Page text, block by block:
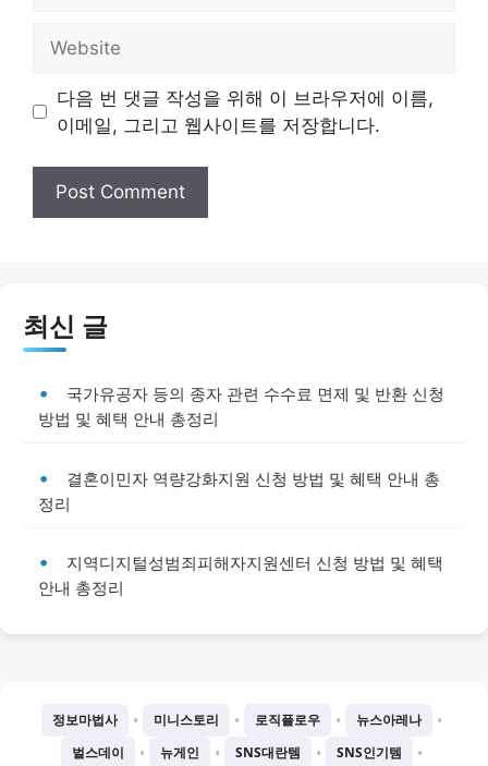
다음 번 댓글 작성을 위해 이 브라우저에 이름,
이메일, 그리고 웹사이트를 저장합니다.
최신 글
국가유공자 등의 종자 관련 수수료 면제 및 반환 신청
방법 및 혜택 안내 총정리
결혼이민자 역량강화지원 신청 방법 및 혜택 안내 총
정리
지역디지털성범죄피해자지원센터 신청 방법 및 혜택
안내 총정리
정보마법사 • 미니스토리 • 로직플로우 • 뉴스아레나 •
벌스데이 • 뉴게인 • SNS대란템 • SNS인기템 •